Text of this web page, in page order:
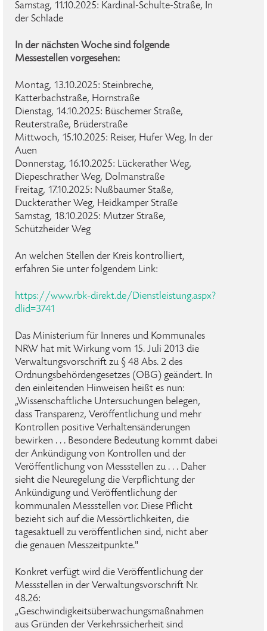
Samstag, 11.10.2025: Kardinal-Schulte-Straße, In
der Schlade
In der nächsten Woche sind folgende
Messestellen vorgesehen:
Montag, 13.10.2025: Steinbreche,
Katterbachstraße, Hornstraße
Dienstag, 14.10.2025: Büschemer Straße,
Reuterstraße, Brüderstraße
Mittwoch, 15.10.2025: Reiser, Hufer Weg, In der
Auen
Donnerstag, 16.10.2025: Lückerather Weg,
Diepeschrather Weg, Dolmanstraße
Freitag, 17.10.2025: Nußbaumer Staße,
Duckterather Weg, Heidkamper Straße
Samstag, 18.10.2025: Mutzer Straße,
Schützheider Weg
An welchen Stellen der Kreis kontrolliert,
erfahren Sie unter folgendem Link:
https://www.rbk-direkt.de/Dienstleistung.aspx?
dlid=3741
Das Ministerium für Inneres und Kommunales
NRW hat mit Wirkung vom 15. Juli 2013 die
Verwaltungsvorschrift zu § 48 Abs. 2 des
Ordnungsbehördengesetzes (OBG) geändert. In
den einleitenden Hinweisen heißt es nun:
„Wissenschaftliche Untersuchungen belegen,
dass Transparenz, Veröffentlichung und mehr
Kontrollen positive Verhaltensänderungen
bewirken . . . Besondere Bedeutung kommt dabei
der Ankündigung von Kontrollen und der
Veröffentlichung von Messstellen zu . . . Daher
sieht die Neuregelung die Verpflichtung der
Ankündigung und Veröffentlichung der
kommunalen Messstellen vor. Diese Pflicht
bezieht sich auf die Messörtlichkeiten, die
tagesaktuell zu veröffentlichen sind, nicht aber
die genauen Messzeitpunkte."
Konkret verfügt wird die Veröffentlichung der
Messstellen in der Verwaltungsvorschrift Nr.
48.26:
„Geschwindigkeitsüberwachungsmaßnahmen
aus Gründen der Verkehrssicherheit sind